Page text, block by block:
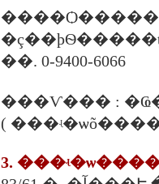
��. 0-9400-6066
3.